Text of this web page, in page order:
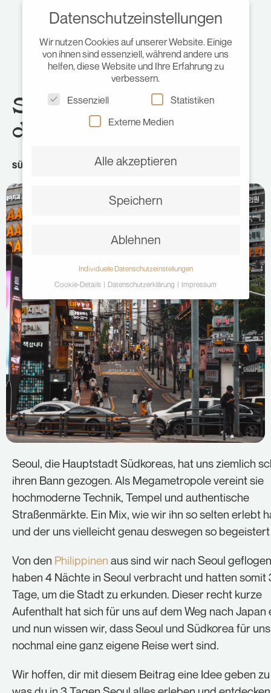
Seoul – Highlights für
deinen Aufenthalt!
SÜDKOREA MAI 29, 2023• JULIA
Seoul, die Hauptstadt Südkoreas, hat uns ziemlich
ihren Bann gezogen. Als Megametropole vereint sie
hochmoderne Technik, Tempel und authentische
Straßenmärkte. Ein Mix, wie wir ihn so selten erlebt
und der uns vielleicht genau deswegen so
Von den Philippinen aus sind wir nach Seoul
haben 4 Nächte in Seoul verbracht und hatten somit
Tage, um die Stadt zu erkunden. Dieser recht kurze
Aufenthalt hat sich für uns auf dem Weg nach Japan
und nun wissen wir, dass Seoul und Südkorea für
nochmal eine ganz eigene Reise wert sind.
Wir hoffen, dir mit diesem Beitrag eine Idee geben
Datenschutzeinstellungen
Wir nutzen Cookies auf unserer Website. Einige
von ihnen sind essenziell, während andere uns
helfen, diese Website und Ihre Erfahrung zu
verbessern.
Essenziell
Statistiken
Externe Medien
Alle akzeptieren
Speichern
Ablehnen
Individuelle Datenschutzeinstellungen
Cookie-Details
Datenschutzerklärung Impressum
Datenschutzeinstellungen
Hier finden Sie eine Übersicht über alle
verwendeten Cookies. Sie können Ihre Einwilligung
zu ganzen Kategorien geben oder sich weitere
Informationen anzeigen lassen und so nur
bestimmte Cookies auswählen.
Alle akzeptieren Speichern
Ablehnen
Zurück
Essenziell (2)
Essenzielle Cookies ermöglichen grundlegende
Funktionen und sind für die einwandfreie Funktion der
Website erforderlich.
Cookie-Informationen anzeigen
Statistiken (1)
Statistik Cookies erfassen Informationen anonym. Diese
Informationen helfen uns zu verstehen, wie unsere
Besucher unsere Website nutzen.
Cookie-Informationen anzeigen
Externe Medien (1)